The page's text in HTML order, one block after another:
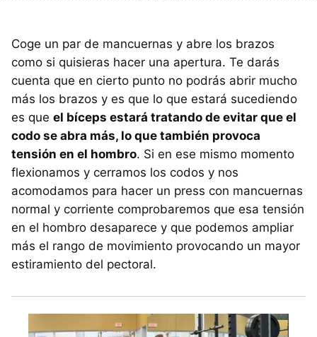
Coge un par de mancuernas y abre los brazos
como si quisieras hacer una apertura. Te darás
cuenta que en cierto punto no podrás abrir mucho
más los brazos y es que lo que estará sucediendo
es que el bíceps estará tratando de evitar que el
codo se abra más, lo que también provoca
tensión en el hombro. Si en ese mismo momento
flexionamos y cerramos los codos y nos
acomodamos para hacer un press con mancuernas
normal y corriente comprobaremos que esa tensión
en el hombro desaparece y que podemos ampliar
más el rango de movimiento provocando un mayor
estiramiento del pectoral.